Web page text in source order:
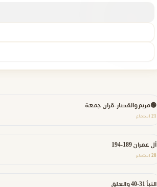
🟢مريم والقصار -قران جمعة
21 استماع
آل عمران 189-194
28 استماع
النبأ 31-40 والعلق